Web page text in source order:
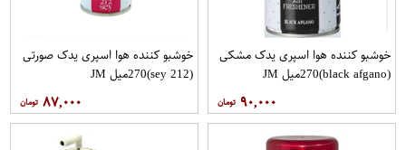
خوشبو کننده هوا اسپری یدک مشکی
(black afgano)270میل JM
۹۰,۰۰۰
خوشبو کننده هوا اسپری یدک صورتی
(212 sey)270میل JM
۸۷,۰۰۰